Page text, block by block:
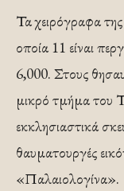
Τα χειρόγραφα
οποία 11 είναι
6,000. Στους
µικρό τµήµα του
εκκλησιαστικά
θαυµατουργές
«Παλαιολογίνα».